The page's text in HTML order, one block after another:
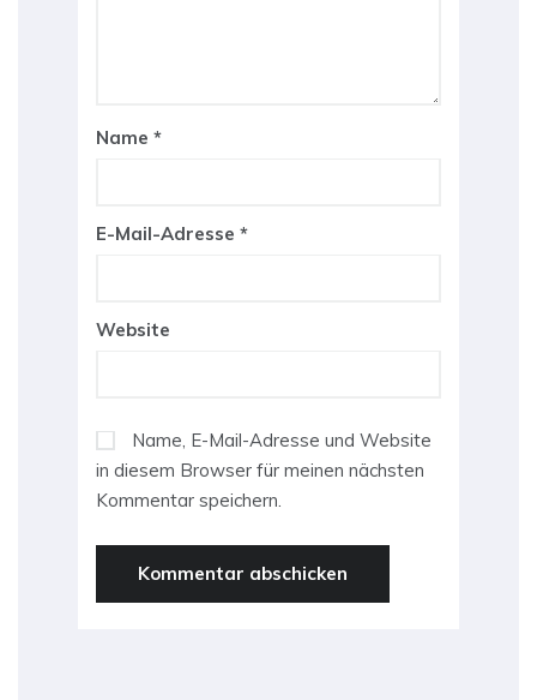
Name *
E-Mail-Adresse *
Website
Name, E-Mail-Adresse und Website
in diesem Browser für meinen nächsten
Kommentar speichern.